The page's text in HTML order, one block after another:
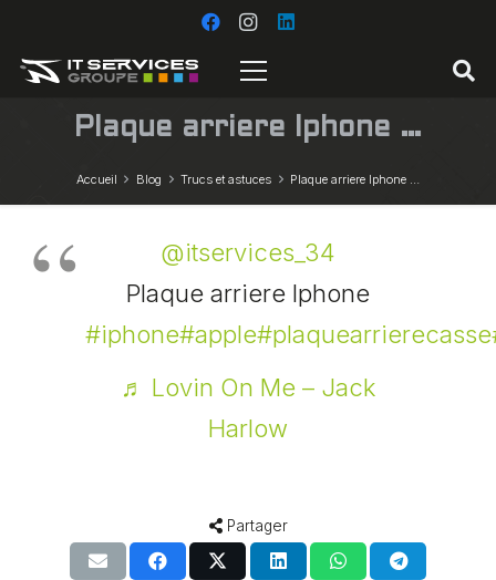
Plaque arriere Iphone …
Accueil Blog Trucs et astuces Plaque arriere Iphone …
@itservices_34
Plaque arriere Iphone
#iphone#apple#plaquearrierecasse
♬ Lovin On Me – Jack
Harlow
Partager